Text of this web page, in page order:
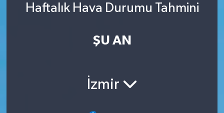
Haftalık Hava Durumu Tahmini
ŞU AN
İzmir